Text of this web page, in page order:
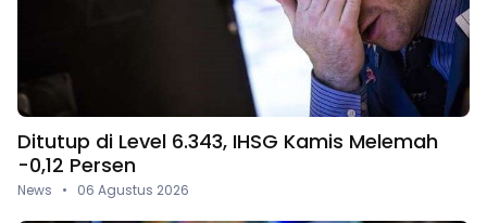
Ditutup di Level 6.343, IHSG Kamis Melemah
-0,12 Persen
News • 06 Agustus 2026